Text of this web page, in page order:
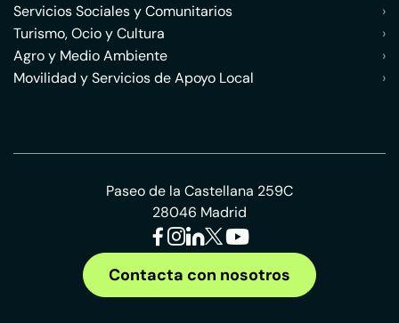
Servicios Sociales y Comunitarios
›
Turismo, Ocio y Cultura
›
Agro y Medio Ambiente
›
Movilidad y Servicios de Apoyo Local
›
Paseo de la Castellana 259C
28046 Madrid
Contacta con nosotros